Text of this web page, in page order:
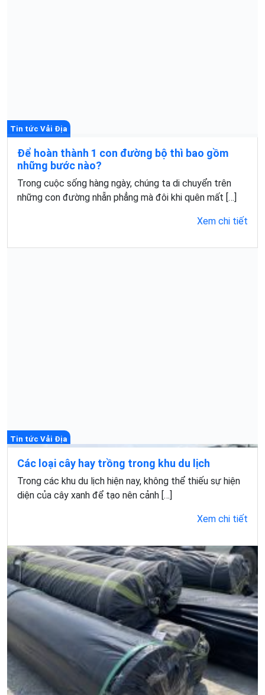
Tin tức Vải Địa
Để hoàn thành 1 con đường bộ thì bao gồm
những bước nào?
Trong cuộc sống hàng ngày, chúng ta di chuyển trên
những con đường nhẵn phẳng mà đôi khi quên mất […]
Xem chi tiết
Tin tức Vải Địa
Các loại cây hay trồng trong khu du lịch
Trong các khu du lịch hiện nay, không thể thiếu sự hiện
diện của cây xanh để tạo nên cảnh […]
Xem chi tiết